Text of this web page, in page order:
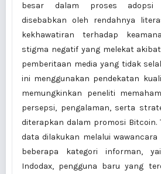
besar dalam proses adopsi
disebabkan oleh rendahnya
kekhawatiran terhadap
stigma negatif yang melekat
pemberitaan media yang tidak
ini menggunakan pendekatan
memungkinkan peneliti
persepsi, pengalaman, serta
diterapkan dalam promosi Bitcoin.
data dilakukan melalui
beberapa kategori informan,
Indodax, pengguna baru yang